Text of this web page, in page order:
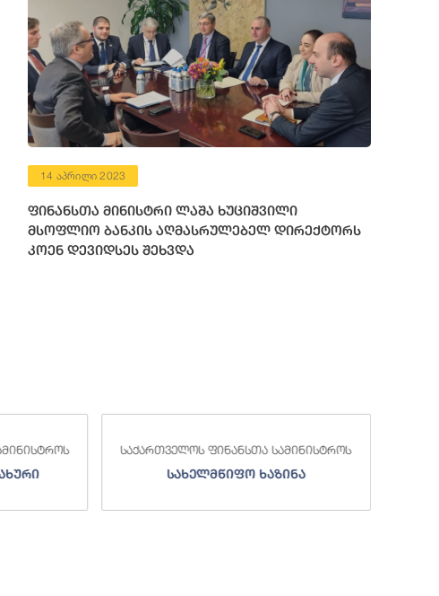
14 აპრილი 2023
ფინანსთა მინისტრი ლაშა ხუციშვილი
მსოფლიო ბანკის აღმასრულებელ დირექტორს
კოენ დევიდსეს შეხვდა
საქართველოს ფინანსთა სამინისტროს
სახელმწიფო ხაზინა